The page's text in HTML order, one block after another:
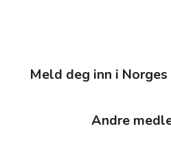
GI EN GAVE
Meld deg inn i
Andre